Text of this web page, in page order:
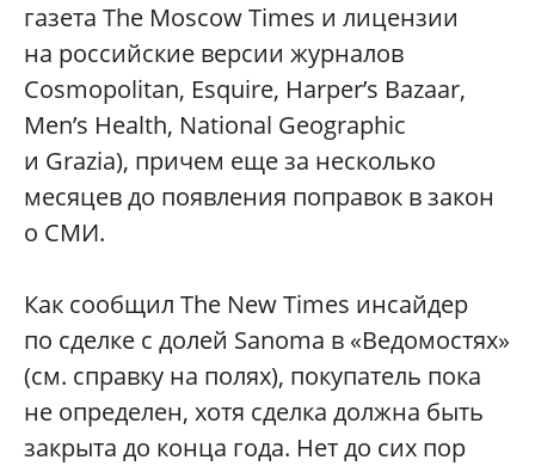
газета The Moscow Times и лицензии
на российские версии журналов
Cosmopolitan, Esquire, Harper’s Bazaar,
Men’s Health, National Geographic
и Grazia), причем еще за несколько
месяцев до появления поправок в закон
о СМИ.
Как сообщил The New Times инсайдер
по сделке с долей Sanoma в «Ведомостях»
(см. справку на полях), покупатель пока
не определен, хотя сделка должна быть
закрыта до конца года. Нет до сих пор